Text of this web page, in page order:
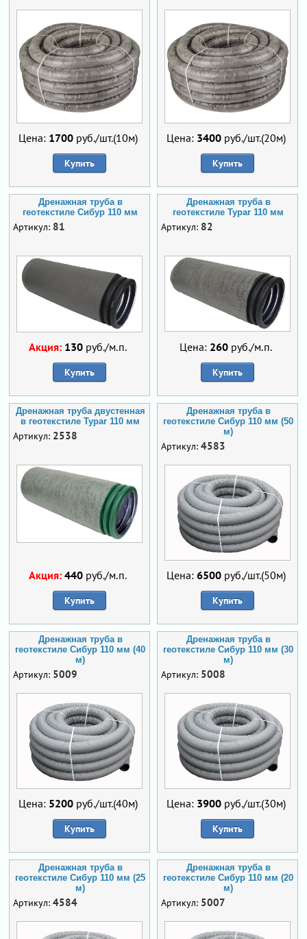
Цена: 1700руб./шт.(10м)
Купить
Цена: 3400руб./шт.(20м)
Купить
Дренажная труба в
геотекстиле Сибур 110 мм
Артикул: 81
Акция: 130 руб./м.п.
Купить
Дренажная труба в
геотекстиле Typar 110 мм
Артикул: 82
Цена: 260 руб./м.п.
Купить
Дренажная труба двустенная
в геотекстиле Typar 110 мм
Артикул: 2538
Акция: 440 руб./м.п.
Купить
Дренажная труба в
геотекстиле Сибур 110 мм (50
м)
Артикул: 4583
Цена: 6500руб./шт.(50м)
Купить
Дренажная труба в
геотекстиле Сибур 110 мм (40
м)
Артикул: 5009
Цена: 5200руб./шт.(40м)
Купить
Дренажная труба в
геотекстиле Сибур 110 мм (30
м)
Артикул: 5008
Цена: 3900руб./шт.(30м)
Купить
Дренажная труба в
геотекстиле Сибур 110 мм (25
м)
Артикул: 4584
Дренажная труба в
геотекстиле Сибур 110 мм (20
м)
Артикул: 5007